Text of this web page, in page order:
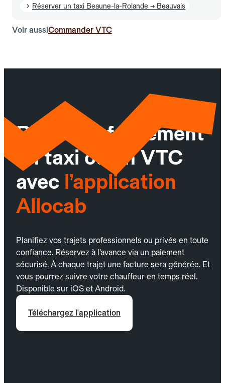
Réserver un taxi Beaune-la-Rolande → Beauvais
Voir aussiCommander VTC
Réservez facilement
un taxi ou un VTC
avec l’application
Allocab
Planifiez vos trajets professionnels ou privés en toute
confiance. Réservez à l’avance via un paiement
sécurisé. À chaque trajet une facture sera générée. Et
vous pourrez suivre votre chauffeur en temps réel.
Disponible sur iOS et Android.
Téléchargez l'application